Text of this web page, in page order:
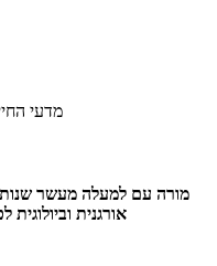
מדעי
מורה עם למעלה מעשר שנות